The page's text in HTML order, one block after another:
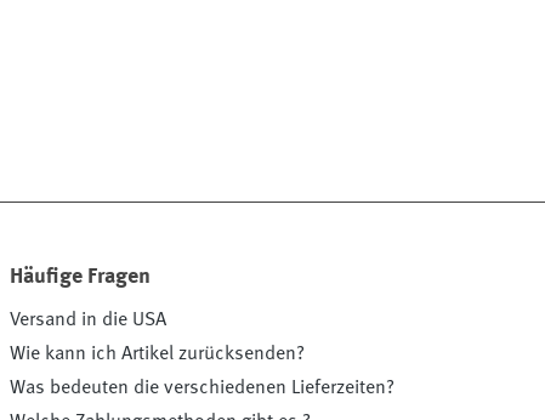
Häufige Fragen
Versand in die USA
Wie kann ich Artikel zurücksenden?
Was bedeuten die verschiedenen Lieferzeiten?